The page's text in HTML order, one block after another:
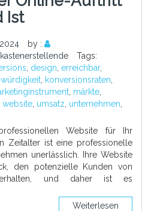
Ist
by :
Tags:
design erreichbar,
konversionsraten
märkte
website umsatz unternehmen
Website für Ihr
Zeitalter ist eine professionelle
unerlässlich. Ihre Website
den potenzielle Kunden von
erhalten, und daher ist es
Weiterlesen